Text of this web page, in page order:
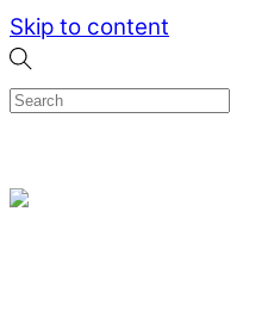
Skip to content